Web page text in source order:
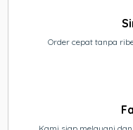
Order cepat tanpa